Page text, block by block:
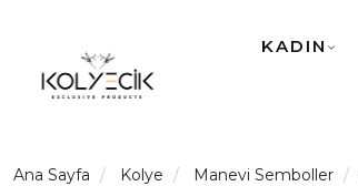
KADIN
Ana Sayfa Kolye Manevi Semboller